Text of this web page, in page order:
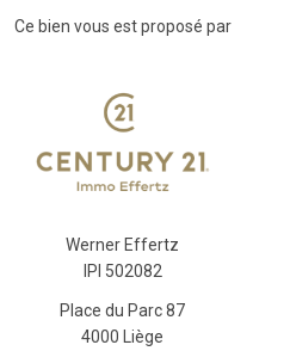
Ce bien vous est proposé par
Werner Effertz
IPI 502082
Place du Parc 87
4000 Liège